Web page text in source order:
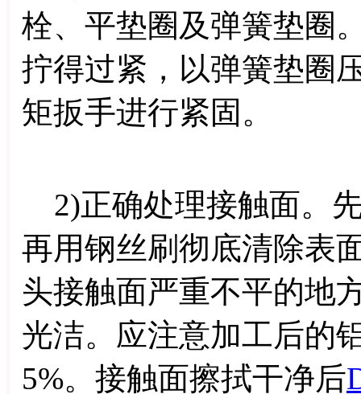
栓、平垫圈及弹簧垫圈
拧得过紧，以弹簧垫圈
矩扳手进行紧固。
2)正确处理接触面。
再用钢丝刷彻底清除表
头接触面严重不平的地
光洁。应注意加工后的
5%。接触面擦拭干净后